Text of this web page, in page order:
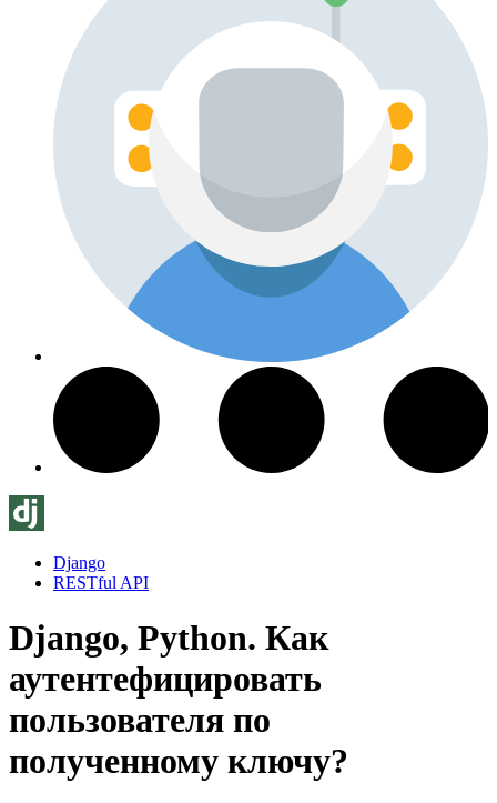
Django
RESTful API
Django, Python. Как
аутентефицировать
пользователя по
полученному ключу?